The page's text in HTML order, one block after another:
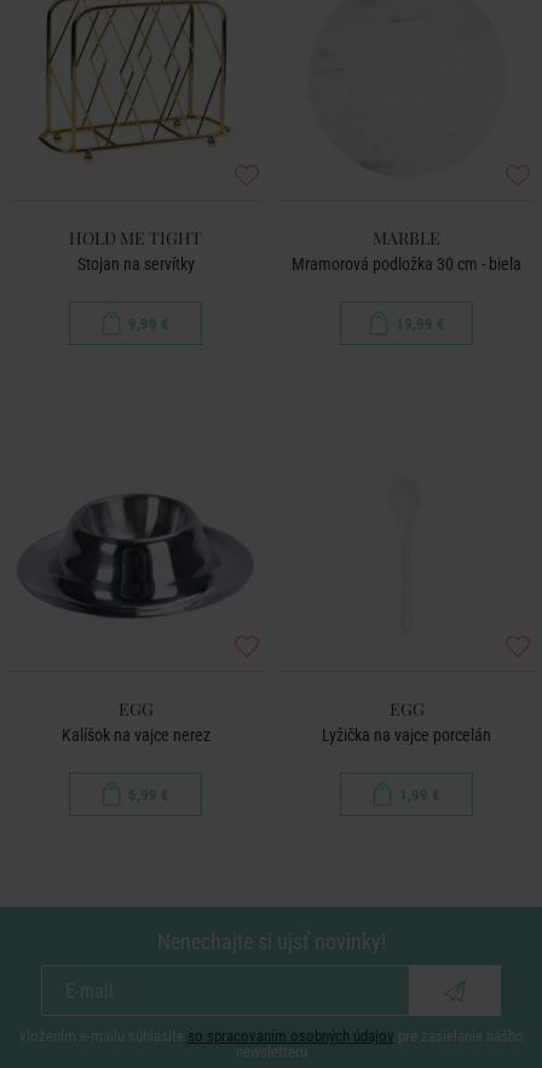
HOLD ME TIGHT
Stojan na servítky
9,99 €
MARBLE
Mramorová podložka 30 cm - biela
19,99 €
EGG
Kalíšok na vajce nerez
5,99 €
EGG
Lyžička na vajce porcelán
1,99 €
Nenechajte si ujsť novinky!
vložením e-mailu súhlasíte so spracovaním osobných údajov pre zasielanie nášho
newsletteru